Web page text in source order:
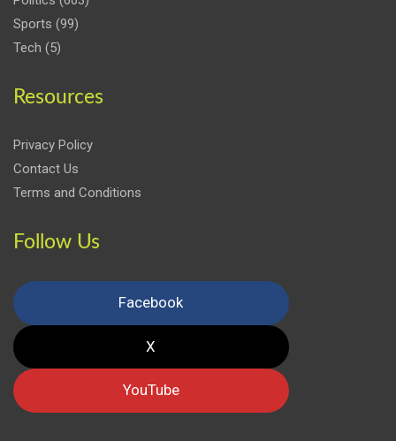
Sports (99)
Tech (5)
Resources
Privacy Policy
Contact Us
Terms and Conditions
Follow Us
Facebook
X
YouTube